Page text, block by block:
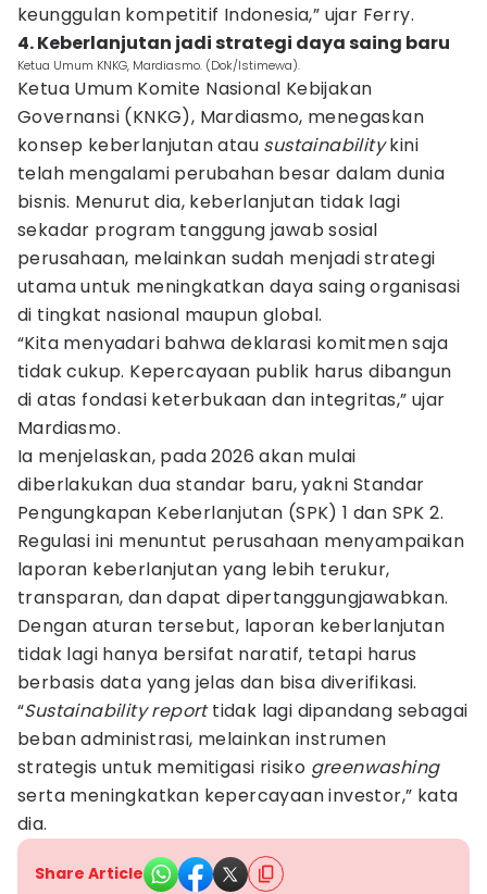
keunggulan kompetitif Indonesia,” ujar Ferry.
4. Keberlanjutan jadi strategi daya saing baru
Ketua Umum KNKG, Mardiasmo. (Dok/Istimewa).
Ketua Umum Komite Nasional Kebijakan
Governansi (KNKG), Mardiasmo, menegaskan
konsep keberlanjutan atau sustainabilitykini
telah mengalami perubahan besar dalam dunia
bisnis. Menurut dia, keberlanjutan tidak lagi
sekadar program tanggung jawab sosial
perusahaan, melainkan sudah menjadi strategi
utama untuk meningkatkan daya saing organisasi
di tingkat nasional maupun global.
“Kita menyadari bahwa deklarasi komitmen saja
tidak cukup. Kepercayaan publik harus dibangun
di atas fondasi keterbukaan dan integritas,” ujar
Mardiasmo.
Ia menjelaskan, pada 2026 akan mulai
diberlakukan dua standar baru, yakni Standar
Pengungkapan Keberlanjutan (SPK) 1 dan SPK 2.
Regulasi ini menuntut perusahaan menyampaikan
laporan keberlanjutan yang lebih terukur,
transparan, dan dapat dipertanggungjawabkan.
Dengan aturan tersebut, laporan keberlanjutan
tidak lagi hanya bersifat naratif, tetapi harus
berbasis data yang jelas dan bisa diverifikasi.
“Sustainability reporttidak lagi dipandang sebagai
beban administrasi, melainkan instrumen
strategis untuk memitigasi risiko greenwashing
serta meningkatkan kepercayaan investor,” kata
dia.
Share Article